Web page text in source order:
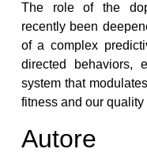
The role of the
recently been
of a complex
directed behaviors,
system that
fitness and our quality
Autore